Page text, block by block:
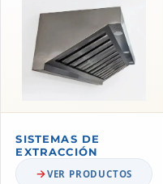
SISTEMAS DE
EXTRACCIÓN
VER PRODUCTOS